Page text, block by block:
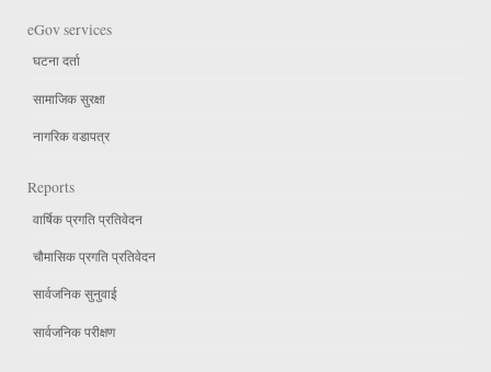
eGov services
घटना दर्ता
सामाजिक सुरक्षा
नागरिक वडापत्र
Reports
वार्षिक प्रगति प्रतिवेदन
चौमासिक प्रगति प्रतिवेदन
सार्वजनिक सुनुवाई
सार्वजनिक परीक्षण